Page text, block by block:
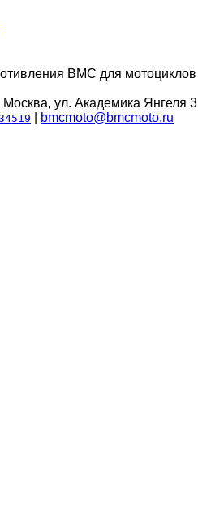
BMC для мотоциклов
ул. Академика Янгеля 3
bmcmoto@bmcmoto.ru